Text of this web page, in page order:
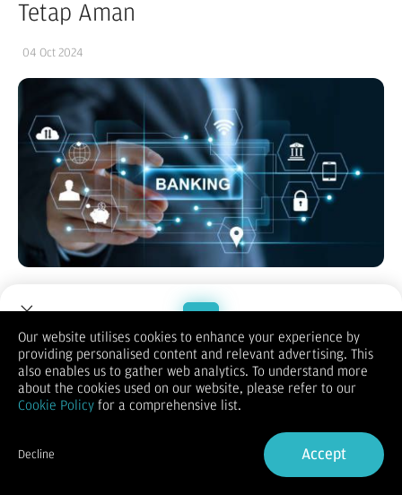
Tetap Aman
04 Oct 2024
Jakarta: Zaman digital sekarang ini mendorong kita untuk
menggunakan teknologi dalam berbagai macam kehidupan,
termasuk perbankan. Salah satu contohnya adalah mobile
banking.
Penggunaanmobile banking meningkat pesat dari tahun ke
tahun. Hal ini disebabkan oleh kemudahan dan fleksibilitas
yang ditawarkan. Hal itu bisa membuat seseorang melakukan
berbagai transaksi perbankan hanya dengan menggunakan
gadget
, tanpa harus pergi ke kantor cabang bank atau ATM.
Transaksi bisa dilakukan kapan saja dan di mana saja.
Welcome to Dupoin.
Trade with a Trusted Broker
Sign in
Our website utilises cookies to enhance your experience by
providing personalised content and relevant advertising. This
also enables us to gather web analytics. To understand more
about the cookies used on our website, please refer to our
Cookie Policy for a comprehensive list.
Decline Accept